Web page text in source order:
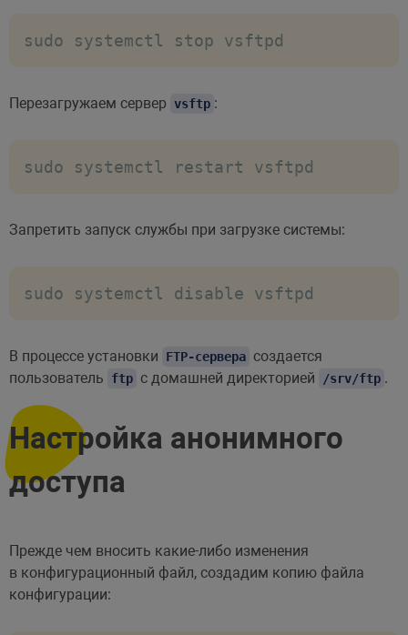
sudo systemctl stop vsftpd
Перезагружаем сервер vsftp :
sudo systemctl restart vsftpd
Запретить запуск службы при загрузке системы:
sudo systemctl disable vsftpd
В процессе установки FTP-сервера создается
пользователь
ftp с домашней директорией /srv/ftp .
Настройка анонимного
доступа
Прежде чем вносить какие-либо изменения
в конфигурационный файл, создадим копию файла
конфигурации: